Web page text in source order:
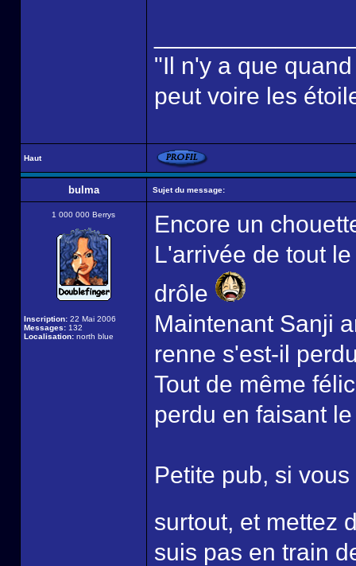
"Il n'y a que
peut voire les
Haut
bulma Sujet du message:
1 000 000 Berrys
Inscription: 22 Mai 2006
Messages: 132
Localisation: north blue
Encore un
L'arrivée de tout
drôle
Maintenant Sanji
renne s'est-il
Tout de même
perdu en faisant
Petite pub, si
surtout, et mettez
suis pas en train